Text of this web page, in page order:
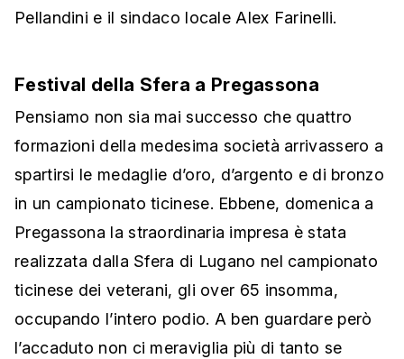
Pellandini e il sindaco locale Alex Farinelli.
Festival della Sfera a Pregassona
Pensiamo non sia mai successo che quattro
formazioni della medesima società arrivassero a
spartirsi le medaglie d’oro, d’argento e di bronzo
in un campionato ticinese. Ebbene, domenica a
Pregassona la straordinaria impresa è stata
realizzata dalla Sfera di Lugano nel campionato
ticinese dei veterani, gli over 65 insomma,
occupando l’intero podio. A ben guardare però
l’accaduto non ci meraviglia più di tanto se